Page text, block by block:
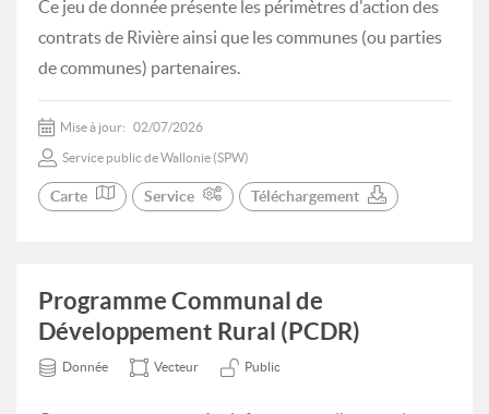
Ce jeu de donnée présente les périmètres d'action des
contrats de Rivière ainsi que les communes (ou parties
de communes) partenaires.
Mise à jour: 02/07/2026
Service public de Wallonie (SPW)
Carte Service Téléchargement
Programme Communal de
Développement Rural (PCDR)
Donnée Vecteur Public